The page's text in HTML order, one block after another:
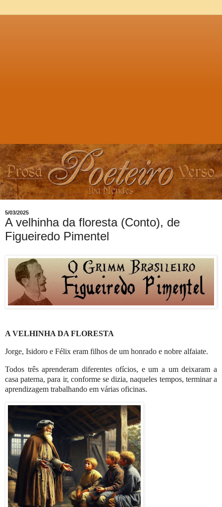
5/03/2025
A velhinha da floresta (Conto), de
Figueiredo Pimentel
A VELHINHA DA FLORESTA
Jorge, Isidoro e Félix eram filhos de um honrado e nobre alfaiate.
Todos três aprenderam diferentes ofícios, e um a um deixaram a
casa paterna, para ir, conforme se dizia, naqueles tempos, terminar a
aprendizagem trabalhando em várias oficinas.